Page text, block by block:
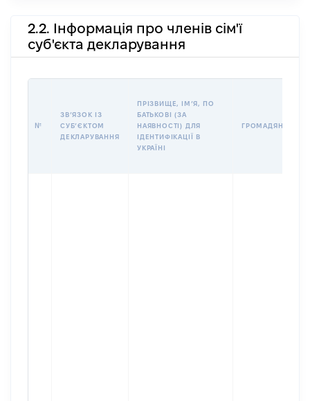
2.2. Інформація про членів сім'ї
суб'єкта декларування
№
ЗВʼЯЗОК ІЗ
СУБʼЄКТОМ
ДЕКЛАРУВАННЯ
ПРІЗВИЩЕ, ІМʼЯ, ПО
БАТЬКОВІ (ЗА
НАЯВНОСТІ) ДЛЯ
ІДЕНТИФІКАЦІЇ В
УКРАЇНІ
ГРОМАДЯНСТВО